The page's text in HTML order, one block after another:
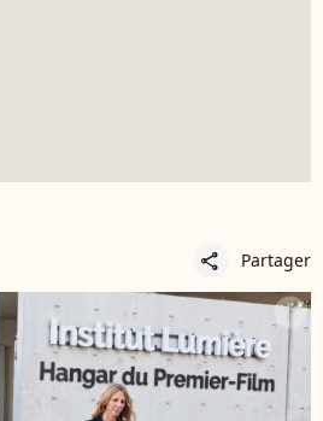
share Partager